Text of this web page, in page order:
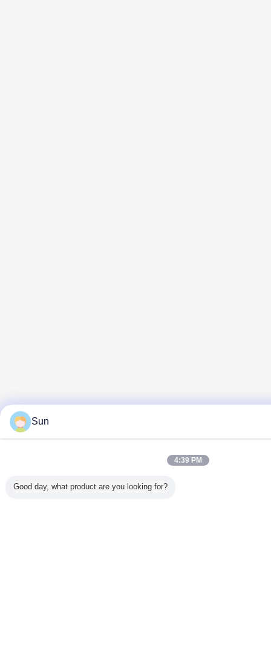
Sun
4:39 PM
Good day, what product are you looking for?